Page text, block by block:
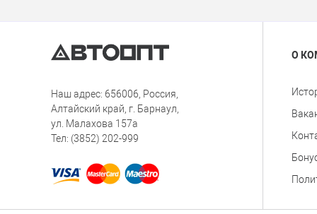
Наш адрес: 656006, Россия,
Алтайский край, г. Барнаул,
ул. Малахова 157а
Тел: (3852) 202-999
О